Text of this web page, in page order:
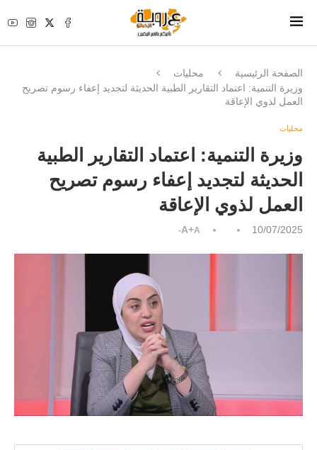
الصفحة الرئيسية
محليات
وزيرة التنمية: اعتماد التقارير الطبية الحديثة لتجديد إعفاء رسوم تصريح
العمل لذوي الإعاقة
محليات
وزيرة التنمية: اعتماد التقارير الطبية
الحديثة لتجديد إعفاء رسوم تصريح
العمل لذوي الإعاقة
10/07/2025
A+A-